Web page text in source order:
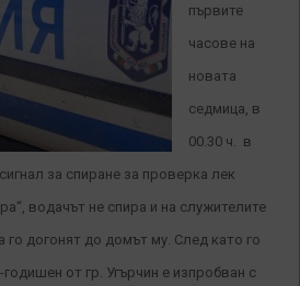
първите
часове на
новата
седмица, в
00.30 ч. в
за спиране за проверка лек
водачът не спира и на служителите
го догонят до домът му. След като го
от гр. Угърчин е изпробван с